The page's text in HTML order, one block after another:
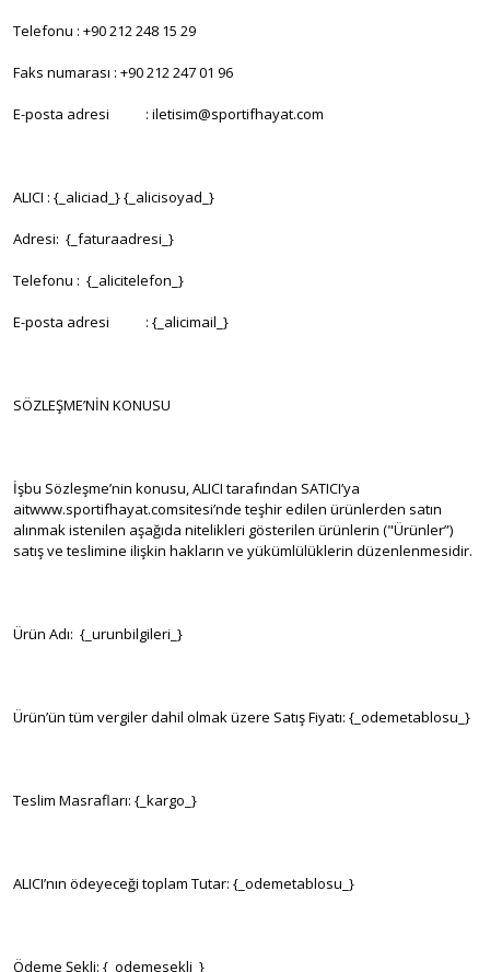
Telefonu : +90 212 248 15 29
Faks numarası : +90 212 247 01 96
E-posta adresi : iletisim@sportifhayat.com
ALICI : {_aliciad_} {_alicisoyad_}
Adresi: {_faturaadresi_}
Telefonu : {_alicitelefon_}
E-posta adresi : {_alicimail_}
SÖZLEŞME’NİN KONUSU
İşbu Sözleşme’nin konusu, ALICI tarafından SATICI’ya
aitwww.sportifhayat.comsitesi’nde teşhir edilen ürünlerden satın
alınmak istenilen aşağıda nitelikleri gösterilen ürünlerin ("Ürünler”)
satış ve teslimine ilişkin hakların ve yükümlülüklerin düzenlenmesidir.
Ürün Adı: {_urunbilgileri_}
Ürün’ün tüm vergiler dahil olmak üzere Satış Fiyatı: {_odemetablosu_}
Teslim Masrafları: {_kargo_}
ALICI’nın ödeyeceği toplam Tutar: {_odemetablosu_}
Ödeme Şekli: {_odemesekli_}